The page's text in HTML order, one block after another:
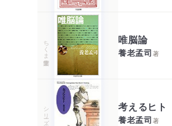
ちくま学芸文庫 唯脳論
養老孟司著
シリーズ・全集 考えるヒト
養老孟司著